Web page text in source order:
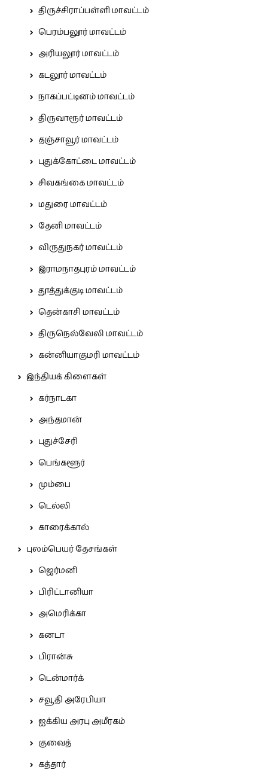
திருச்சிராப்பள்ளி மாவட்டம்
பெரம்பலூர் மாவட்டம்
அரியலூர் மாவட்டம்
கடலூர் மாவட்டம்
நாகப்பட்டினம் மாவட்டம்
திருவாரூர் மாவட்டம்
தஞ்சாவூர் மாவட்டம்
புதுக்கோட்டை மாவட்டம்
சிவகங்கை மாவட்டம்
மதுரை மாவட்டம்
தேனி மாவட்டம்
விருதுநகர் மாவட்டம்
இராமநாதபுரம் மாவட்டம்
தூத்துக்குடி மாவட்டம்
தென்காசி மாவட்டம்
திருநெல்வேலி மாவட்டம்
கன்னியாகுமரி மாவட்டம்
இந்தியக் கிளைகள்
கர்நாடகா
அந்தமான்
புதுச்சேரி
பெங்களூர்
மும்பை
டெல்லி
காரைக்கால்
புலம்பெயர் தேசங்கள்
ஜெர்மனி
பிரிட்டானியா
அமெரிக்கா
கனடா
பிரான்சு
டென்மார்க்
சவூதி அரேபியா
ஐக்கிய அரபு அமீரகம்
குவைத்
கத்தார்